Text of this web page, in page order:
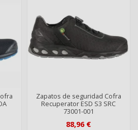
Zapatos de seguridad Cofra
Recuperator ESD S3 SRC
73001-001
88,96 €